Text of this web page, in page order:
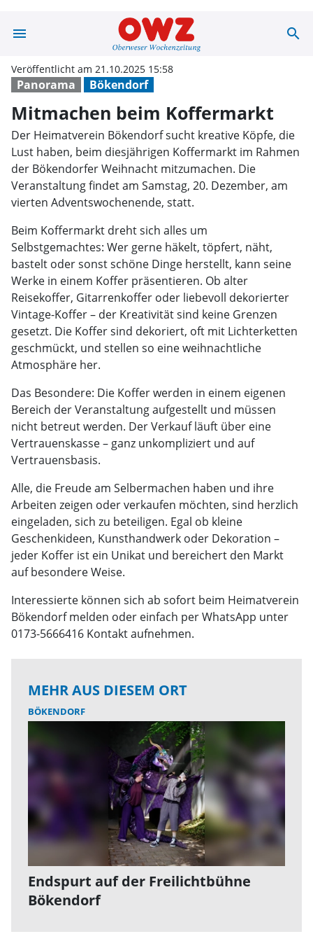
menu Mitmachen search
Panorama Bökendorf
Veröffentlicht am 21.10.2025 15:58
Mitmachen beim Koffermarkt
Der Heimatverein Bökendorf sucht kreative Köpfe, die
Lust haben, beim diesjährigen Koffermarkt im Rahmen
der Bökendorfer Weihnacht mitzumachen. Die
Veranstaltung findet am Samstag, 20. Dezember, am
vierten Adventswochenende, statt.
Beim Koffermarkt dreht sich alles um
Selbstgemachtes: Wer gerne häkelt, töpfert, näht,
bastelt oder sonst schöne Dinge herstellt, kann seine
Werke in einem Koffer präsentieren. Ob alter
Reisekoffer, Gitarrenkoffer oder liebevoll dekorierter
Vintage-Koffer – der Kreativität sind keine Grenzen
gesetzt. Die Koffer sind dekoriert, oft mit Lichterketten
geschmückt, und stellen so eine weihnachtliche
Atmosphäre her.
Das Besondere: Die Koffer werden in einem eigenen
Bereich der Veranstaltung aufgestellt und müssen
nicht betreut werden. Der Verkauf läuft über eine
Vertrauenskasse – ganz unkompliziert und auf
Vertrauensbasis.
Alle, die Freude am Selbermachen haben und ihre
Arbeiten zeigen oder verkaufen möchten, sind herzlich
eingeladen, sich zu beteiligen. Egal ob kleine
Geschenkideen, Kunsthandwerk oder Dekoration –
jeder Koffer ist ein Unikat und bereichert den Markt
auf besondere Weise.
Interessierte können sich ab sofort beim Heimatverein
Bökendorf melden oder einfach per WhatsApp unter
0173-5666416 Kontakt aufnehmen.
MEHR AUS DIESEM ORT
BÖKENDORF
Endspurt auf der Freilichtbühne
Bökendorf